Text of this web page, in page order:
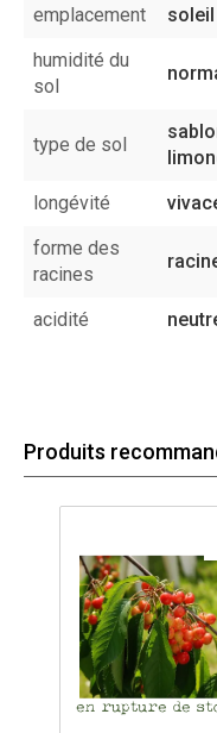
emplacement
soleil
humidité du
sol
type de sol
longévité
forme des
racines
acidité
Produits